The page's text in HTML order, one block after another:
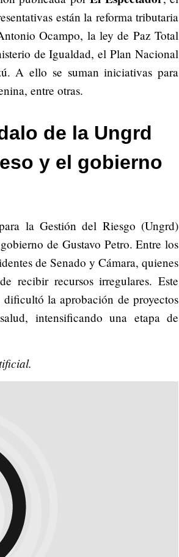
están la reforma tributaria
Ocampo, la ley de Paz Total
de Igualdad, el Plan Nacional
A ello se suman iniciativas para
entre otras.
de la Ungrd
y el gobierno
la Gestión del Riesgo (Ungrd)
de Gustavo Petro. Entre los
de Senado y Cámara, quienes
recibir recursos irregulares. Este
la aprobación de proyectos
intensificando una etapa de